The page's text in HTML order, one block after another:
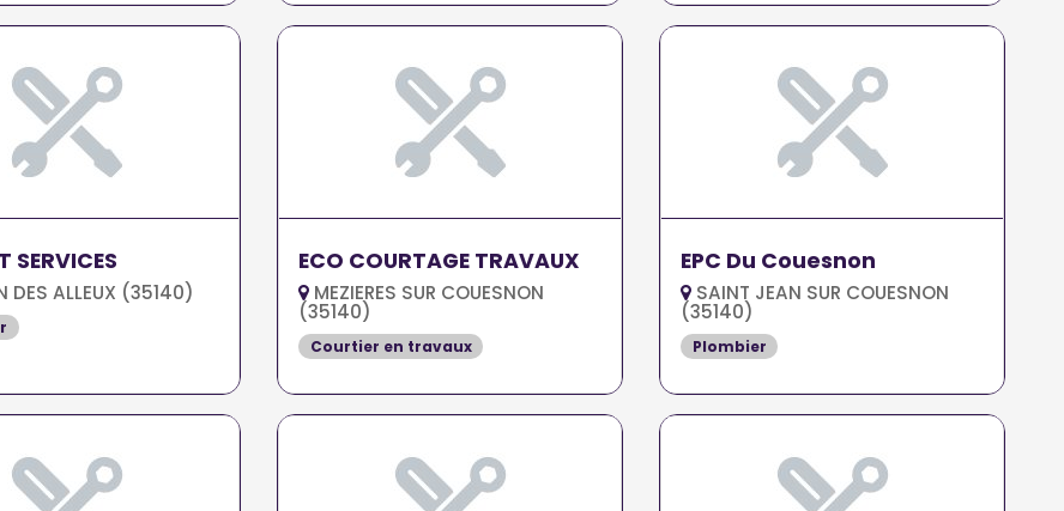
SERVICES
DES ALLEUX (35140)
ECO COURTAGE TRAVAUX
MEZIERES SUR COUESNON
(35140)
Courtier en travaux
EPC Du Couesnon
SAINT JEAN SUR COUESNON
(35140)
Plombier